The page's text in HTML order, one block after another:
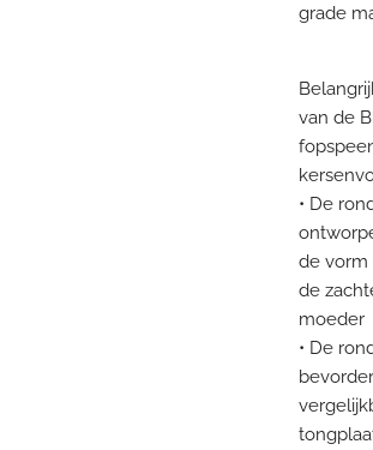
grade
van de
• De
de vorm
de
moeder
• De